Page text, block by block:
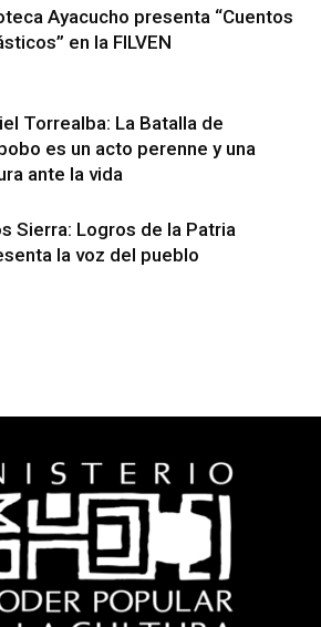
Ayacucho presenta “Cuentos
en la FILVEN
Torrealba: La Batalla de
es un acto perenne y una
ante la vida
Sierra: Logros de la Patria
la voz del pueblo